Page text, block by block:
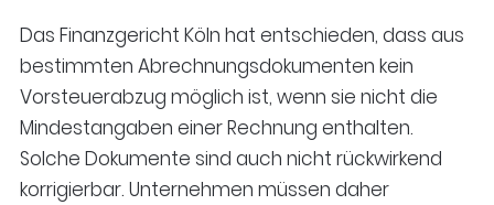
Das Finanzgericht Köln hat entschieden, dass aus
bestimmten Abrechnungsdokumenten kein
Vorsteuerabzug möglich ist, wenn sie nicht die
Mindestangaben einer Rechnung enthalten.
Solche Dokumente sind auch nicht rückwirkend
korrigierbar. Unternehmen müssen daher